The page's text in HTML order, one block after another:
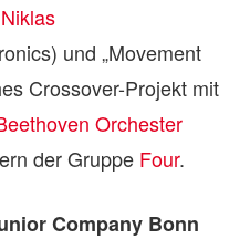
Niklas
und „Movement
Crossover-Projekt mit
Orchester
der Gruppe Four.
Company Bonn